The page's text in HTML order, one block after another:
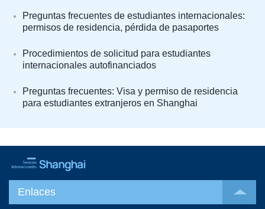
Preguntas frecuentes de estudiantes internacionales:
permisos de residencia, pérdida de pasaportes
Procedimientos de solicitud para estudiantes
internacionales autofinanciados
Preguntas frecuentes: Visa y permiso de residencia
para estudiantes extranjeros en Shanghai
Enlaces